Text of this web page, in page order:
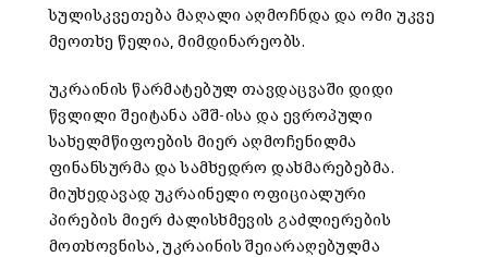
სულისკვეთება მაღალი აღმოჩნდა და ომი უკვე
მეოთხე წელია, მიმდინარეობს.
უკრაინის წარმატებულ თავდაცვაში დიდი
წვლილი შეიტანა აშშ-ისა და ევროპული
სახელმწიფოების მიერ აღმოჩენილმა
ფინანსურმა და სამხედრო დახმარებებმა.
მიუხედავად უკრაინელი ოფიციალური
პირების მიერ ძალისხმევის გაძლიერების
მოთხოვნისა, უკრაინის შეიარაღებულმა